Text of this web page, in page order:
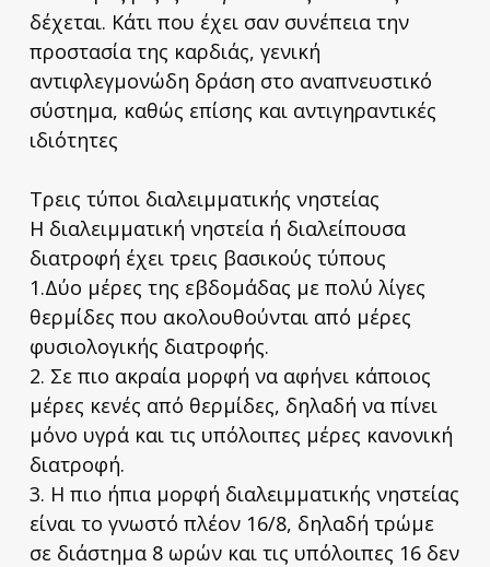
δέχεται. Κάτι που έχει σαν συνέπεια την
προστασία της καρδιάς, γενική
αντιφλεγμονώδη δράση στο αναπνευστικό
σύστημα, καθώς επίσης και αντιγηραντικές
ιδιότητες
Τρεις τύποι διαλειμματικής νηστείας
Η διαλειμματική νηστεία ή διαλείπουσα
διατροφή έχει τρεις βασικούς τύπους
1.Δύο μέρες της εβδομάδας με πολύ λίγες
θερμίδες που ακολουθούνται από μέρες
φυσιολογικής διατροφής.
2. Σε πιο ακραία μορφή να αφήνει κάποιος
μέρες κενές από θερμίδες, δηλαδή να πίνει
μόνο υγρά και τις υπόλοιπες μέρες κανονική
διατροφή.
3. Η πιο ήπια μορφή διαλειμματικής νηστείας
είναι το γνωστό πλέον 16/8, δηλαδή τρώμε
σε διάστημα 8 ωρών και τις υπόλοιπες 16 δεν